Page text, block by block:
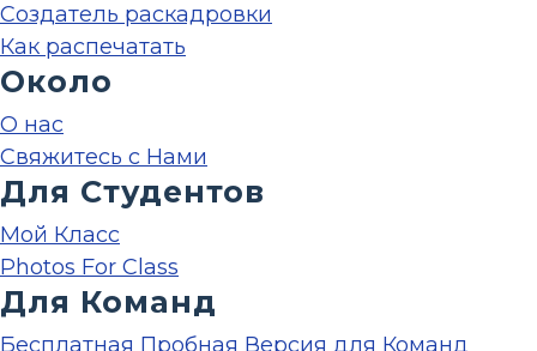
Создатель раскадровки
Как распечатать
Около
О нас
Свяжитесь с Нами
Для Студентов
Мой Класс
Photos For Class
Для Команд
Бесплатная Пробная Версия для Команд